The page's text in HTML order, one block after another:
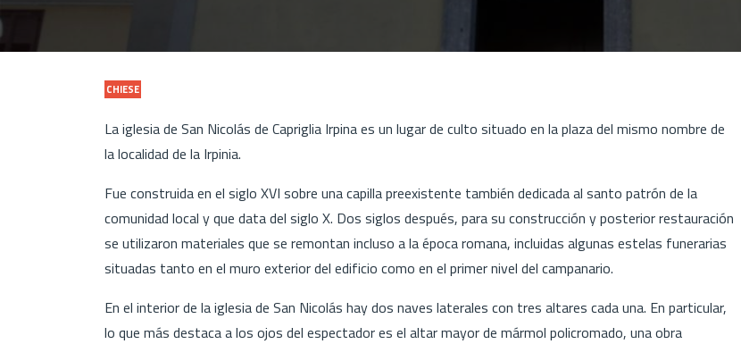
CHIESE
La iglesia de San Nicolás de Capriglia Irpina es un lugar de culto situado en la plaza del mismo nombre de
la localidad de la Irpinia.
Fue construida en el siglo XVI sobre una capilla preexistente también dedicada al santo patrón de la
comunidad local y que data del siglo X. Dos siglos después, para su construcción y posterior restauración
se utilizaron materiales que se remontan incluso a la época romana, incluidas algunas estelas funerarias
situadas tanto en el muro exterior del edificio como en el primer nivel del campanario.
En el interior de la iglesia de San Nicolás hay dos naves laterales con tres altares cada una. En particular,
lo que más destaca a los ojos del espectador es el altar mayor de mármol policromado, una obra